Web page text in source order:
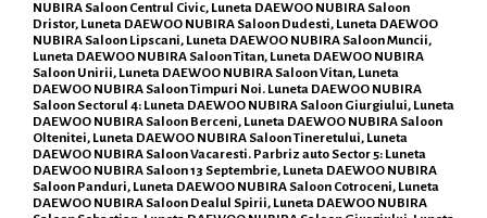
NUBIRA Saloon Centrul Civic, Luneta DAEWOO NUBIRA Saloon
Dristor, Luneta DAEWOO NUBIRA Saloon Dudesti, Luneta DAEWOO
NUBIRA Saloon Lipscani, Luneta DAEWOO NUBIRA Saloon Muncii,
Luneta DAEWOO NUBIRA Saloon Titan, Luneta DAEWOO NUBIRA
Saloon Unirii, Luneta DAEWOO NUBIRA Saloon Vitan, Luneta
DAEWOO NUBIRA Saloon Timpuri Noi. Luneta DAEWOO NUBIRA
Saloon Sectorul 4: Luneta DAEWOO NUBIRA Saloon Giurgiului, Luneta
DAEWOO NUBIRA Saloon Berceni, Luneta DAEWOO NUBIRA Saloon
Oltenitei, Luneta DAEWOO NUBIRA Saloon Tineretului, Luneta
DAEWOO NUBIRA Saloon Vacaresti. Parbriz auto Sector 5: Luneta
DAEWOO NUBIRA Saloon 13 Septembrie, Luneta DAEWOO NUBIRA
Saloon Panduri, Luneta DAEWOO NUBIRA Saloon Cotroceni, Luneta
DAEWOO NUBIRA Saloon Dealul Spirii, Luneta DAEWOO NUBIRA